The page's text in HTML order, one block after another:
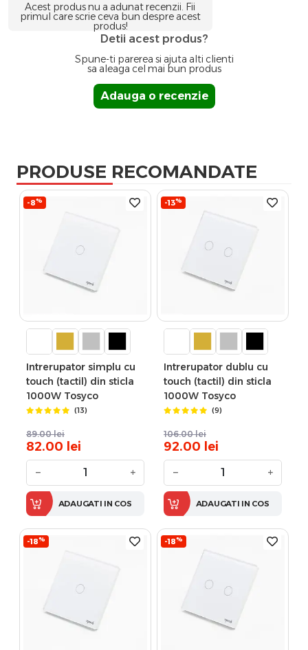
Acest produs nu a adunat recenzii. Fii
primul care scrie ceva bun despre acest
produs!
Detii acest produs?
Spune-ti parerea si ajuta alti clienti
sa aleaga cel mai bun produs
Adauga o recenzie
PRODUSE RECOMANDATE
-8%
Intrerupator simplu cu
touch (tactil) din sticla
1000W Tosyco
(13)
89.00 lei
82.00 lei
− +
ADAUGATI IN COS
-13%
Intrerupator dublu cu
touch (tactil) din sticla
1000W Tosyco
(9)
106.00 lei
92.00 lei
− +
ADAUGATI IN COS
-18% -18%